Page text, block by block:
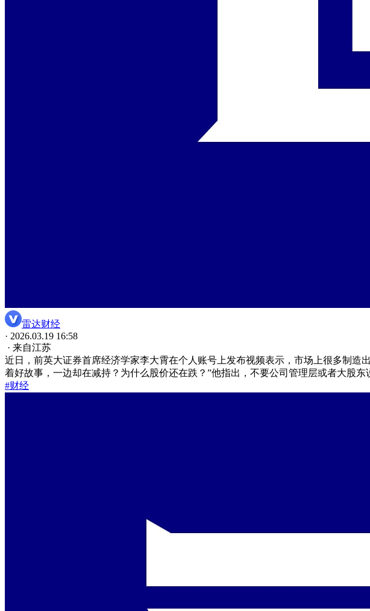
雷达财经
· 2026.03.19 16:58
· 来自江苏
近日，前英大证券首席经济学家李大霄在个人账号上发布视频表示，市场上很多制
着好故事，一边却在减持？为什么股价还在跌？”他指出，不要公司管理层或者大股东
#财经